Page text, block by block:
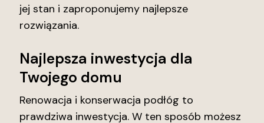
jej stan i zaproponujemy najlepsze
rozwiązania.
Najlepsza inwestycja dla
Twojego domu
Renowacja i konserwacja podłóg to
prawdziwa inwestycja. W ten sposób możesz